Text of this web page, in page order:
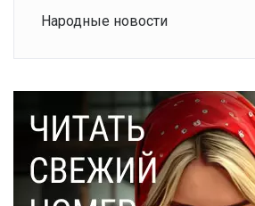
Народные новости